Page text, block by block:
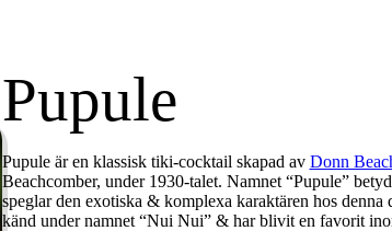
Pupule
Pupuleär en klassisk tiki-cocktail skapad av Donn
Beachcomber, under 1930-talet. Namnet “Pupule”
speglar den exotiska & komplexa karaktären hos denna
känd under namnet “Nui Nui” & har blivit en favorit